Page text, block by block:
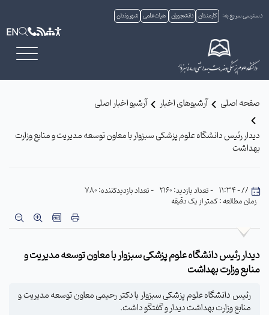
دسترسی سریع به: کارمندان دانشجویان هیات علمی شهروندان
EN
صفحه اصلی آرشیوهای اخبار آرشیو اخبار اصلی
دیدار رئیس دانشگاه علوم پزشکی سبزوار با معاون توسعه مدیریت و منابع وزارت
بهداشت
// - 11:34 - تعداد بازدید: 2160
- تعداد بازدیدکننده: 780
زمان مطالعه : کمتر از یک دقیقه
دیدار رئیس دانشگاه علوم پزشکی سبزوار با معاون توسعه مدیریت و
منابع وزارت بهداشت
رئیس دانشگاه علوم پزشکی سبزوار با دکتر رحیمی معاون توسعه مدیریت و
منابع وزارت بهداشت دیدار و گفتگو داشت.